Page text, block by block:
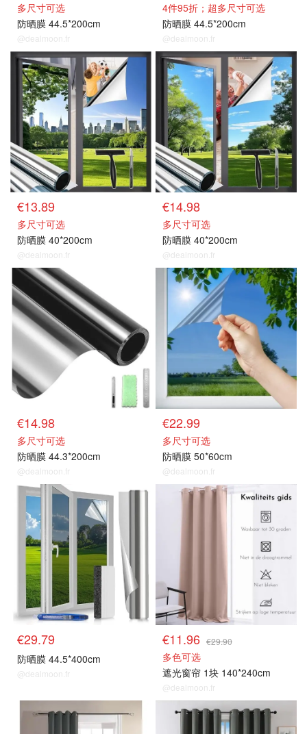
多尺寸可选
防晒膜 44.5*200cm
@dealmoon.fr
4件95折；超多尺寸可选
防晒膜 44.5*200cm
@dealmoon.fr
隔热膜/防晒膜
€13.89
多尺寸可选
防晒膜 40*200cm
@dealmoon.fr
隔热膜/防晒膜
€14.98
多尺寸可选
防晒膜 40*200cm
@dealmoon.fr
隔热膜/防晒膜
€14.98
多尺寸可选
防晒膜 44.3*200cm
@dealmoon.fr
隔热膜/防晒膜
€22.99
多尺寸可选
防晒膜 50*60cm
@dealmoon.fr
隔热膜/防晒膜
€29.79
防晒膜 44.5*400cm
@dealmoon.fr
遮光窗帘
€11.96 €29.90
多色可选
遮光窗帘 1块 140*240cm
@dealmoon.fr
遮光窗帘 遮光窗帘